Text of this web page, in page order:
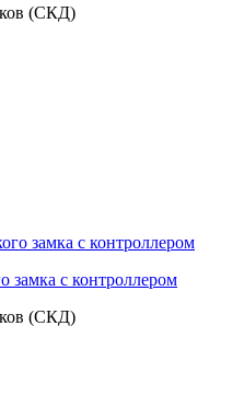
(СКД)
замка с контроллером
(СКД)